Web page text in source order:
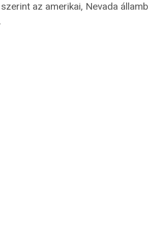
az amerikai, Nevada